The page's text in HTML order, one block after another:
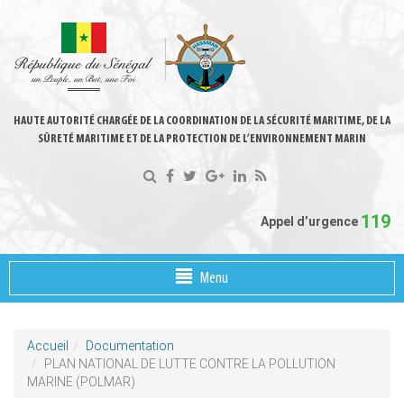
HAUTE AUTORITÉ CHARGÉE DE LA COORDINATION DE LA SÉCURITÉ MARITIME, DE LA
SÛRETÉ MARITIME ET DE LA PROTECTION DE L’ENVIRONNEMENT MARIN
Appel d’urgence 119
Menu
Accueil
Documentation
PLAN NATIONAL DE LUTTE CONTRE LA POLLUTION
MARINE (POLMAR)